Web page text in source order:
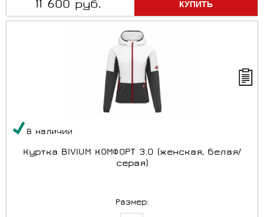
11 600 руб.
В наличии
Куртка BIVIUM КОМФОРТ 3.0 (женская, белая/
серая)
Размер: